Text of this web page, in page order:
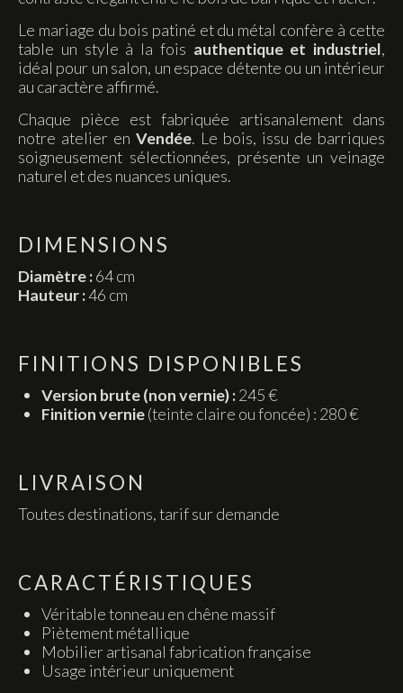
Le mariage du bois patiné et du métal confère à cette
table un style à la fois authentique et industriel,
idéal pour un salon, un espace détente ou un intérieur
au caractère affirmé.
Chaque pièce est fabriquée artisanalement dans
notre atelier en Vendée. Le bois, issu de barriques
soigneusement sélectionnées, présente un veinage
naturel et des nuances uniques.
DIMENSIONS
Diamètre :64 cm
Hauteur :46 cm
FINITIONS DISPONIBLES
Version brute (non vernie) :245 €
Finition vernie(teinte claire ou foncée) : 280 €
LIVRAISON
Toutes destinations, tarif sur demande
CARACTÉRISTIQUES
Véritable tonneau en chêne massif
Piètement métallique
Mobilier artisanal fabrication française
Usage intérieur uniquement